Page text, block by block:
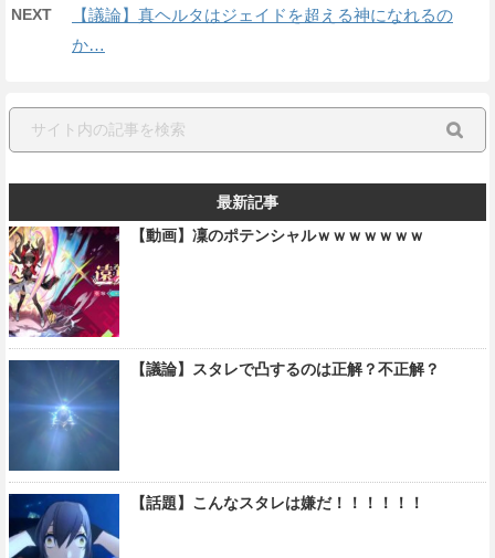
NEXT
【議論】真ヘルタはジェイドを超える神になれるの
か…
最新記事
【動画】凜のポテンシャルｗｗｗｗｗｗｗ
【議論】スタレで凸するのは正解？不正解？
【話題】こんなスタレは嫌だ！！！！！！